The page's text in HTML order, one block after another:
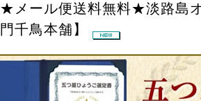
★メール便送料無料★淡路
門千鳥本舗】